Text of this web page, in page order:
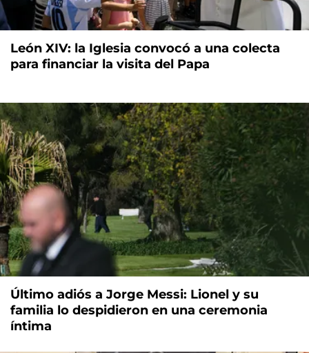
León XIV: la Iglesia convocó a una colecta
para financiar la visita del Papa
Último adiós a Jorge Messi: Lionel y su
familia lo despidieron en una ceremonia
íntima